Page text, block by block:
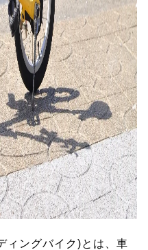
ィングバイク)とは、車